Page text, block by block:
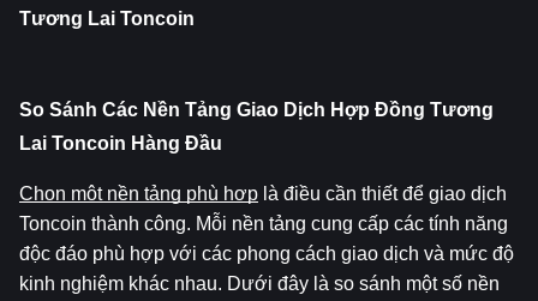
Tương Lai Toncoin
So Sánh Các Nền Tảng Giao Dịch Hợp Đồng Tương
Lai Toncoin Hàng Đầu
Chọn một nền tảng phù hợp là điều cần thiết để giao dịch
Toncoin thành công. Mỗi nền tảng cung cấp các tính năng
độc đáo phù hợp với các phong cách giao dịch và mức độ
kinh nghiệm khác nhau. Dưới đây là so sánh một số nền